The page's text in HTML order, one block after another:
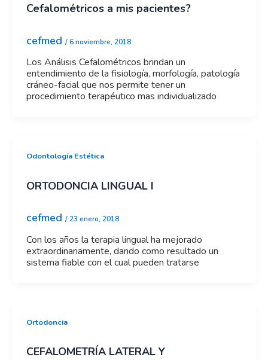
Cefalométricos a mis pacientes?
cefmed /6 noviembre, 2018
Los Análisis Cefalométricos brindan un
entendimiento de la fisiología, morfología, patología
cráneo-facial que nos permite tener un
procedimiento terapéutico mas individualizado
Odontología Estética
ORTODONCIA LINGUAL I
cefmed /23 enero, 2018
Con los años la terapia lingual ha mejorado
extraordinariamente, dando como resultado un
sistema fiable con el cual pueden tratarse
Ortodoncia
CEFALOMETRÍA LATERAL Y